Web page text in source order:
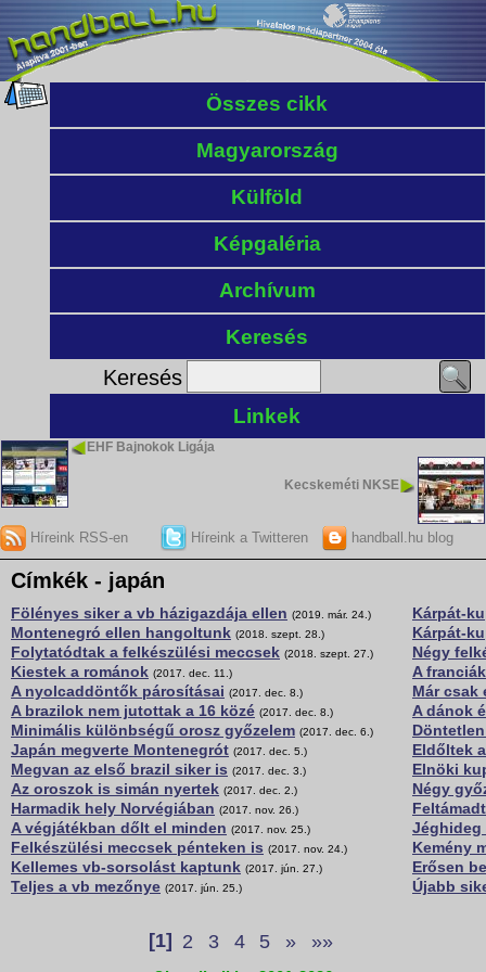
Összes cikk
Magyarország
Külföld
Képgaléria
Archívum
Keresés
Keresés
Linkek
EHF Bajnokok Ligája
Kecskeméti NKSE
Híreink RSS-en Híreink a Twitteren handball.hu blog
Címkék - japán
Fölényes siker a vb házigazdája ellen (2019. már. 24.)
Montenegró ellen hangoltunk (2018. szept. 28.)
Folytatódtak a felkészülési meccsek (2018. szept. 27.)
Kiestek a románok (2017. dec. 11.)
A nyolcaddöntők párosításai (2017. dec. 8.)
A brazilok nem jutottak a 16 közé (2017. dec. 8.)
Minimális különbségű orosz győzelem (2017. dec. 6.)
Japán megverte Montenegrót (2017. dec. 5.)
Megvan az első brazil siker is (2017. dec. 3.)
Az oroszok is simán nyertek (2017. dec. 2.)
Harmadik hely Norvégiában (2017. nov. 26.)
A végjátékban dőlt el minden (2017. nov. 25.)
Felkészülési meccsek pénteken is (2017. nov. 24.)
Kellemes vb-sorsolást kaptunk (2017. jún. 27.)
Teljes a vb mezőnye (2017. jún. 25.)
Kárpát-
Kárpát-
Négy
A
Már csak
A dánok
Eldőltek
Elnöki
Négy
Jéghideg
Kemény
Erősen
Újabb
[1] 2 3 4 5 » »»